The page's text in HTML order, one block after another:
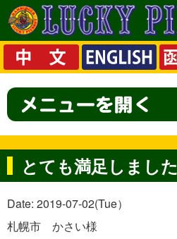
とても満足しました
Date: 2019-07-02(Tue）
札幌市 かさい様